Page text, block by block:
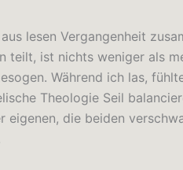
lesen Vergangenheit
teilt, ist nichts weniger als
Während ich las,
Theologie Seil
eigenen, die beiden